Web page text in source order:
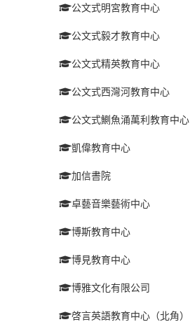
公文式明宮教育中心
公文式毅才教育中心
公文式精英教育中心
公文式西灣河教育中心
公文式鰂魚涌萬利教育中心
凱偉教育中心
加信書院
卓藝音樂藝術中心
博斯教育中心
博見教育中心
博雅文化有限公司
啓言英語教育中心（北角）